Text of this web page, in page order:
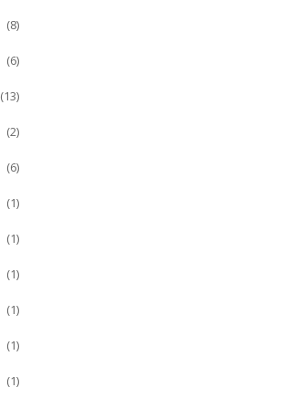
(8)
(6)
(13)
(2)
(6)
(1)
(1)
(1)
(1)
(1)
(1)